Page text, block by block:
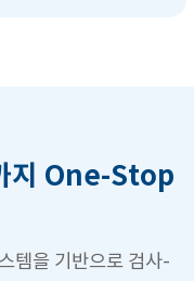
지 One-Stop
템을 기반으로 검사-